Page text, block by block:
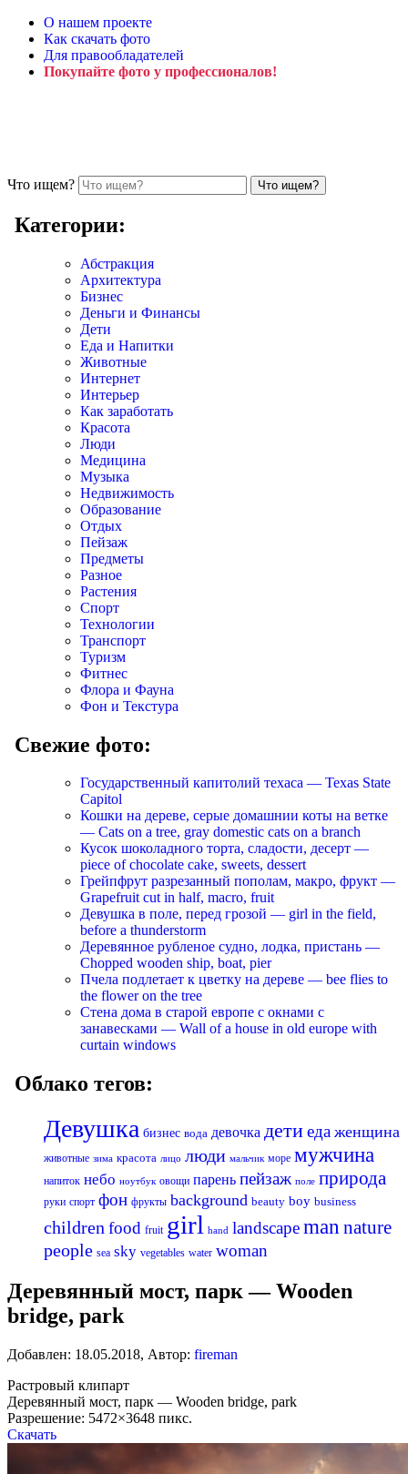
О нашем проекте
Как скачать фото
Для правообладателей
Покупайте фото у профессионалов!
Что ищем?
Категории:
Абстракция
Архитектура
Бизнес
Деньги и Финансы
Дети
Еда и Напитки
Животные
Интернет
Интерьер
Как заработать
Красота
Люди
Медицина
Музыка
Недвижимость
Образование
Отдых
Пейзаж
Предметы
Разное
Растения
Спорт
Технологии
Транспорт
Туризм
Фитнес
Флора и Фауна
Фон и Текстура
Свежие фото:
Государственный капитолий техаса — Texas State
Capitol
Кошки на дереве, серые домашнии коты на ветке
— Cats on a tree, gray domestic cats on a branch
Кусок шоколадного торта, сладости, десерт —
piece of chocolate cake, sweets, dessert
Грейпфрут разрезанный пополам, макро, фрукт —
Grapefruit cut in half, macro, fruit
Девушка в поле, перед грозой — girl in the field,
before a thunderstorm
Деревянное рубленое судно, лодка, пристань —
Chopped wooden ship, boat, pier
Пчела подлетает к цветку на дереве — bee flies to
the flower on the tree
Стена дома в старой европе с окнами с
занавесками — Wall of a house in old europe with
curtain windows
Облако тегов:
Девушка бизнес вода девочка детиеда женщина
животные зима красота лицо люди мальчик море мужчина
напиток небо ноутбук овощи парень пейзаж поле природа
руки спорт фон фрукты background beauty boy business
childrenfood fruit girl hand landscapeman nature
people sea sky vegetables water woman
Деревянный мост, парк — Wooden
bridge, park
Добавлен: 18.05.2018, Автор: fireman
Растровый клипарт
Деревянный мост, парк — Wooden bridge, park
Разрешение: 5472×3648 пикс.
Скачать